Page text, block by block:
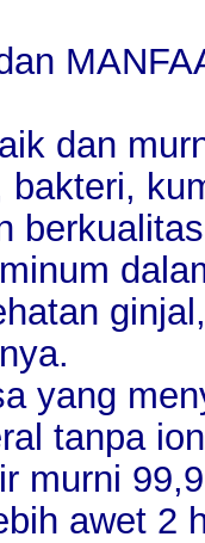
dan
bakteri,
yang
tanpa ion
murni
awet 2